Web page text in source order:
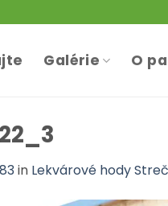
Galérie O
in Lekvárové hody